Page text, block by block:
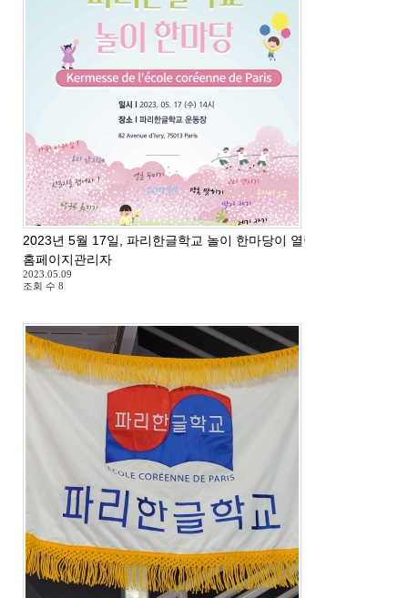
2023년 5월 17일, 파리한글학교 놀이 한마당이 열립니다.
홈페이지관리자
2023.05.09
조회 수 8